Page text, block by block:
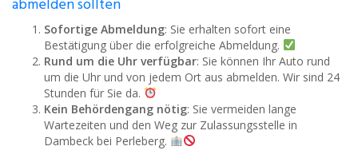
abmelden sollten
Sofortige Abmeldung: Sie erhalten sofort eine
Bestätigung über die erfolgreiche Abmeldung.
Rund um die Uhr verfügbar: Sie können Ihr Auto rund
um die Uhr und von jedem Ort aus abmelden. Wir sind 24
Stunden für Sie da.
Kein Behördengang nötig: Sie vermeiden lange
Wartezeiten und den Weg zur Zulassungsstelle in
Dambeck bei Perleberg.